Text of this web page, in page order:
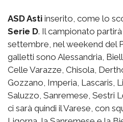
ASD Asti inserito, come lo
Serie D. Il campionato
settembre, nel weekend del
galletti sono Alessandria,
Celle Varazze, Chisola,
Gozzano, Imperia, Lascaris,
Saluzzo, Sanremese, Sestri
ci sarà quindi il Varese, con